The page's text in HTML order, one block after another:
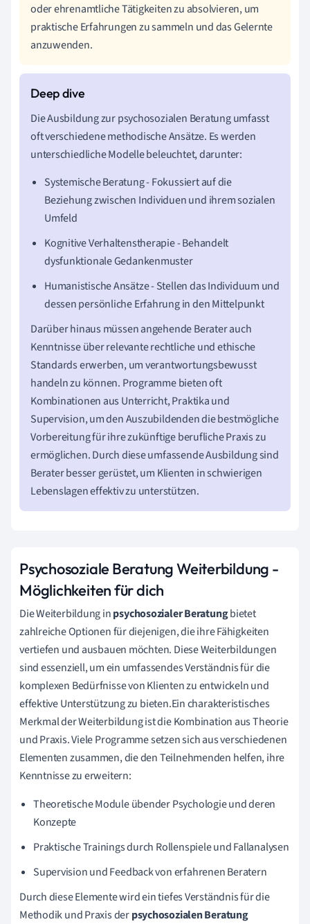
oder ehrenamtliche Tätigkeiten zu absolvieren, um
praktische Erfahrungen zu sammeln und das Gelernte
anzuwenden.
Die Ausbildung zur psychosozialen Beratung umfasst
oft verschiedene methodische Ansätze. Es werden
unterschiedliche Modelle beleuchtet, darunter:
Systemische Beratung - Fokussiert auf die
Beziehung zwischen Individuen und ihrem sozialen
Umfeld
Kognitive Verhaltenstherapie - Behandelt
dysfunktionale Gedankenmuster
Humanistische Ansätze - Stellen das Individuum und
dessen persönliche Erfahrung in den Mittelpunkt
Darüber hinaus müssen angehende Berater auch
Kenntnisse über relevante rechtliche und ethische
Standards erwerben, um verantwortungsbewusst
handeln zu können. Programme bieten oft
Kombinationen aus Unterricht, Praktika und
Supervision, um den Auszubildenden die bestmögliche
Vorbereitung für ihre zukünftige berufliche Praxis zu
ermöglichen. Durch diese umfassende Ausbildung sind
Berater besser gerüstet, um Klienten in schwierigen
Lebenslagen effektiv zu unterstützen.
Psychosoziale Beratung Weiterbildung -
Möglichkeiten für dich
Die Weiterbildung inpsychosozialer Beratungbietet
zahlreiche Optionen für diejenigen, die ihre Fähigkeiten
vertiefen und ausbauen möchten. Diese Weiterbildungen
sind essenziell, um ein umfassendes Verständnis für die
komplexen Bedürfnisse von Klienten zu entwickeln und
effektive Unterstützung zu bieten.Ein charakteristisches
Merkmal der Weiterbildung ist die Kombination aus Theorie
und Praxis. Viele Programme setzen sich aus verschiedenen
Elementen zusammen, die den Teilnehmenden helfen, ihre
Kenntnisse zu erweitern:
Theoretische Module übender Psychologie und deren
Konzepte
Praktische Trainings durch Rollenspiele und Fallanalysen
Supervision und Feedback von erfahrenen Beratern
Durch diese Elemente wird ein tiefes Verständnis für die
Methodik und Praxis derpsychosozialen Beratung